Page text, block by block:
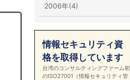
2006年(4)
情報セキュリティ資
格を取得しています
台湾のコンサルティングファーム初
のISO27001（情報セキュリティ管